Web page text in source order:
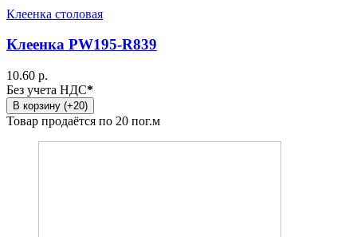
Клеенка столовая
Клеенка PW195-R839
10.60 р.
Без учета НДС*
В корзину (+20)
Товар продаётся по 20 пог.м